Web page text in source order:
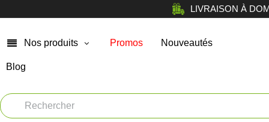
LIVRAISON À
Nos produits Promos Nouveautés
Blog